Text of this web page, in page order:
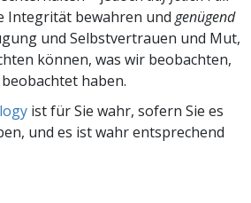
Integrität bewahren und genügend
und Selbstvertrauen und Mut,
können, was wir beobachten,
haben.
ist für Sie wahr, sofern Sie es
und es ist wahr entsprechend